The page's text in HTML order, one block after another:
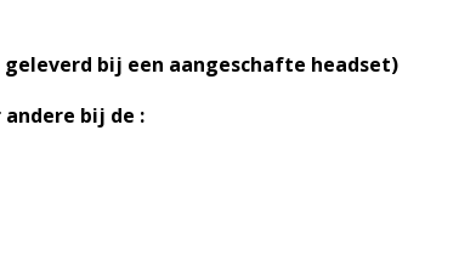
bij een aangeschafte headset)
bij de :